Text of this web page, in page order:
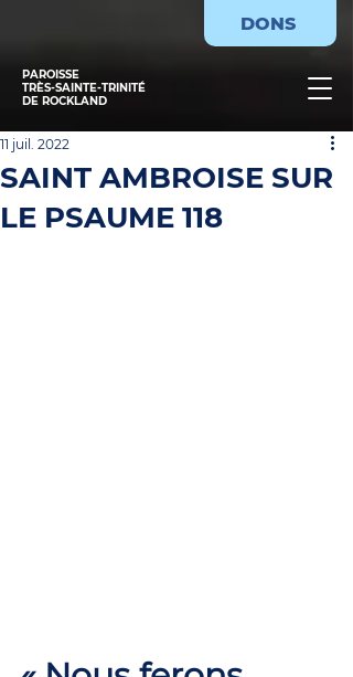
PAROISSE
TRÈS-SAINTE-TRINITÉ
DE ROCKLAND
DONS
SAINT AMBROISE SUR
LE PSAUME 118
11 juil. 2022